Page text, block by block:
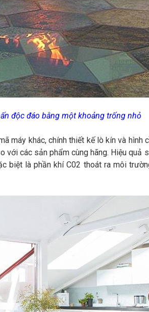
độc đáo bằng một khoảng trống nhỏ
máy khác, chính thiết kế lò kín và hình
với các sản phẩm cùng hãng. Hiệu quả
biệt là phần khí C02 thoát ra môi